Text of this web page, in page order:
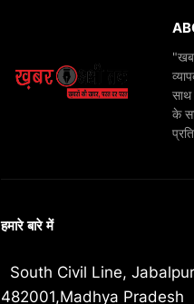
साथ
के
हमारे बारे में
South Civil Line,
482001,Madhya Pradesh